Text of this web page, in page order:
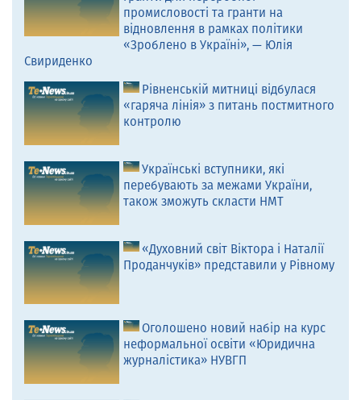
промисловості та гранти на
відновлення в рамках політики
«Зроблено в Україні», — Юлія
Свириденко
Рівненській митниці відбулася
«гаряча лінія» з питань постмитного
контролю
Українські вступники, які
перебувають за межами України,
також зможуть скласти НМТ
«Духовний світ Віктора і Наталії
Проданчуків» представили у Рівному
Оголошено новий набір на курс
неформальної освіти «Юридична
журналістика» НУВГП